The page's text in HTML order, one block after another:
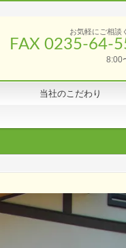
お気軽にご相談
0235-64-
8:00
当社のこだわり